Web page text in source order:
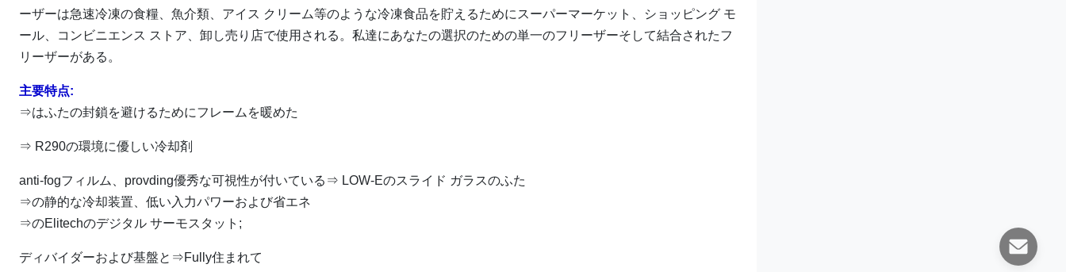
ーザーは急速冷凍の食糧、魚介類、アイス クリーム等のような冷凍食品を貯えるためにスーパーマーケット、ショッピング モ
ール、コンビニエンス ストア、卸し売り店で使用される。私達にあなたの選択のための単一のフリーザーそして結合されたフ
リーザーがある。
主要特点:
⇒はふたの封鎖を避けるためにフレームを暖めた
⇒ R290の環境に優しい冷却剤
anti-fogフィルム、provding優秀な可視性が付いている⇒ LOW-Eのスライド ガラスのふた
⇒の静的な冷却装置、低い入力パワーおよび省エネ
⇒のElitechのデジタル サーモスタット;
ディバイダーおよび基盤と⇒Fully住まれて